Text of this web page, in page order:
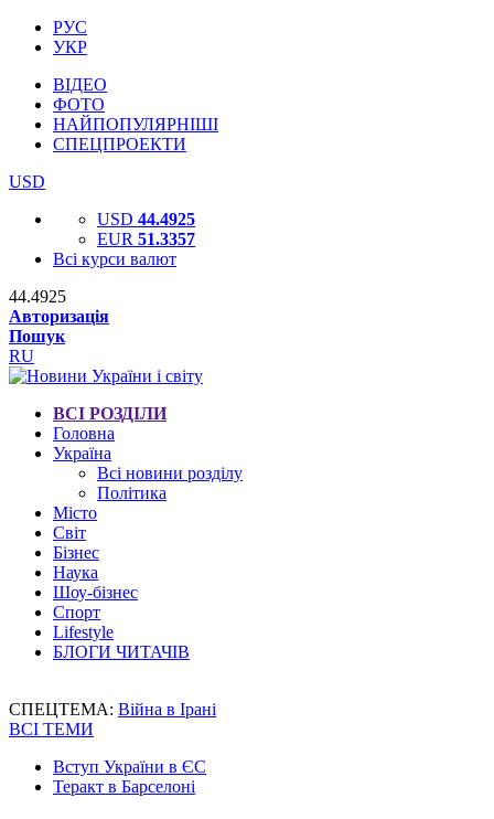
РУС
УКР
ВІДЕО
ФОТО
НАЙПОПУЛЯРНІШІ
СПЕЦПРОЕКТИ
USD
USD 44.4925
EUR 51.3357
Всі курси валют
44.4925
Авторизація
Пошук
RU
ВСІ РОЗДІЛИ
Головна
Україна
Всі новини розділу
Політика
Місто
Світ
Бізнес
Наука
Шоу-бізнес
Спорт
Lifestyle
БЛОГИ ЧИТАЧІВ
СПЕЦТЕМА: Війна в Ірані
ВСІ ТЕМИ
Вступ України в ЄС
Теракт в Барселоні